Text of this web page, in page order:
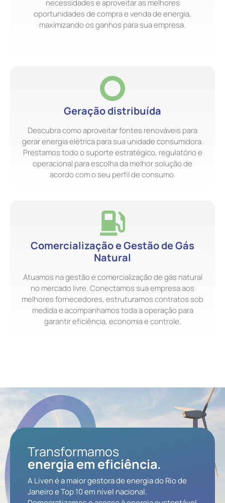
necessidades e aproveitar as melhores
oportunidades de compra e venda de energia,
maximizando os ganhos para sua empresa.
Geração distribuída
Descubra como aproveitar fontes renováveis para
gerar energia elétrica para sua unidade consumidora.
Prestamos todo o suporte estratégico, regulatório e
operacional para escolha da melhor solução de
acordo com o seu perfil de consumo.
Comercialização e Gestão de Gás
Natural
Atuamos na gestão e comercialização de gás natural
no mercado livre. Conectamos sua empresa aos
melhores fornecedores, estruturamos contratos sob
medida e acompanhamos toda a operação para
garantir eficiência, economia e controle.
Transformamos
energia em eficiência.
A Liven é a maior gestora de energia do Rio de
Janeiro e Top 10 em nível nacional.